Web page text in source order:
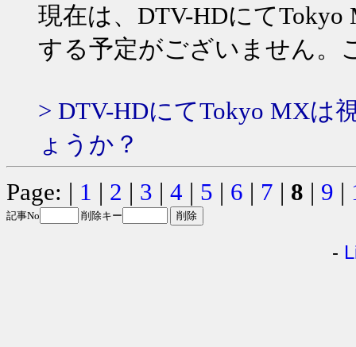
現在は、DTV-HDにて
する予定がございません。
> DTV-HDにてTokyo MXは
ょうか？
Page: | 1 | 2 | 3 | 4 | 5 | 6 | 7 | 8 | 9 |
記事No 削除キー
-